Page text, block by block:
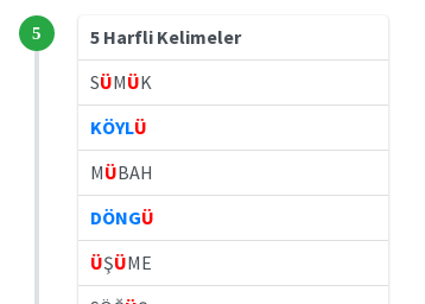
5
5 Harfli Kelimeler
SÜMÜK
KÖYLÜ
MÜBAH
DÖNGÜ
ÜŞÜME